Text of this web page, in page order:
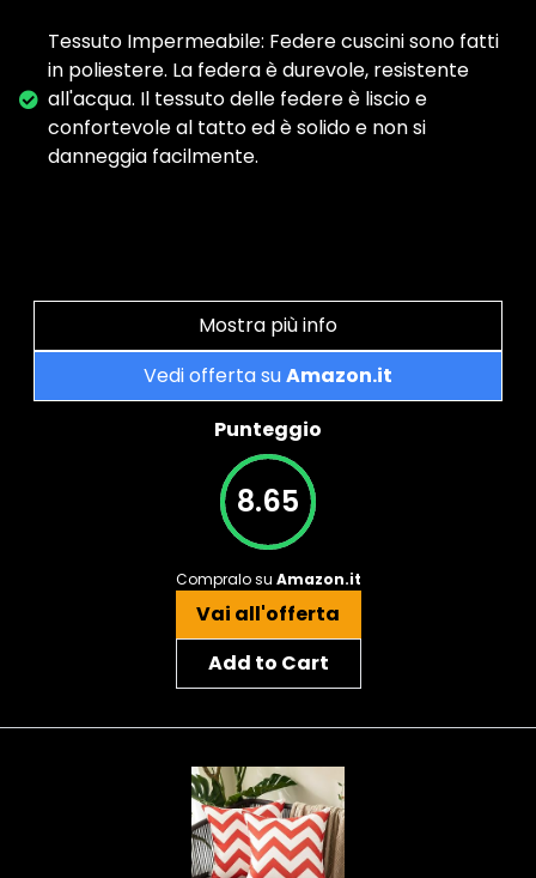
Tessuto Impermeabile: Federe cuscini sono fatti
in poliestere. La federa è durevole, resistente
all'acqua. Il tessuto delle federe è liscio e
confortevole al tatto ed è solido e non si
danneggia facilmente.
Mostra più info
Vedi offerta suAmazon.it
Punteggio
8.65
Compralo su Amazon.it
Vai all'offerta
Add to Cart